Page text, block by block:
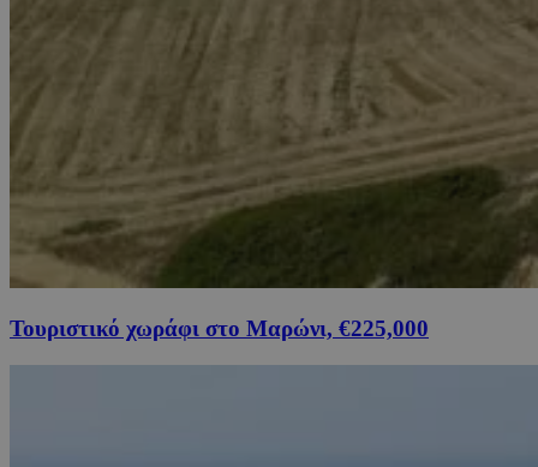
Τουριστικό χωράφι στο Μαρώνι, €225,000